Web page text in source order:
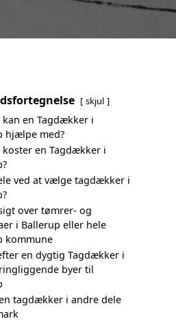
skjul
kan en Tagdækker i
hjælpe med?
koster en Tagdækker i
ved at vælge tagdækker i
over tømrer- og
i Ballerup eller hele
kommune
en dygtig Tagdækker i
byer til
tagdækker i andre dele